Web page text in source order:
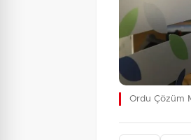
Ordu Çözüm